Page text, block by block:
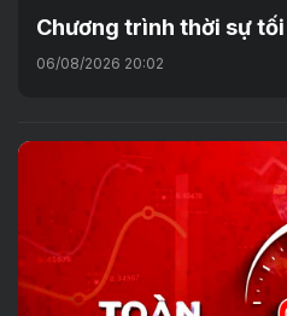
Chương trình thời sự
06/08/2026 20:02